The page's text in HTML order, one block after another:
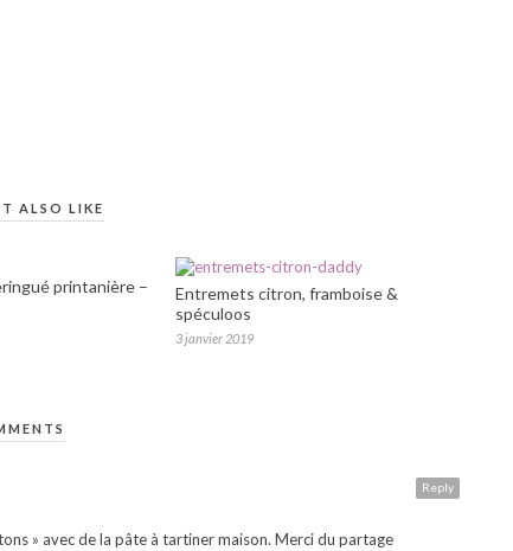
ALSO LIKE
printanière –
Entremets citron, framboise &
spéculoos
3 janvier 2019
Reply
» avec de la pâte à tartiner maison. Merci du partage